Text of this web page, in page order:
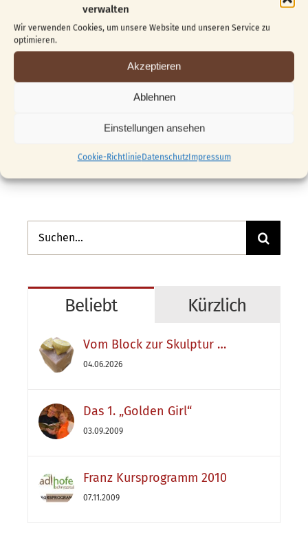
verwalten
Wir verwenden Cookies, um unsere Website und unseren Service zu
optimieren.
Akzeptieren
Ablehnen
Einstellungen ansehen
Cookie-RichtlinieDatenschutzImpressum
Ähnliche Beiträge
Suche
nach:
Beliebt Kürzlich
Vom Block zur Skulptur …
04.06.2026
Das 1. „Golden Girl“
03.09.2009
Franz Kursprogramm 2010
07.11.2009